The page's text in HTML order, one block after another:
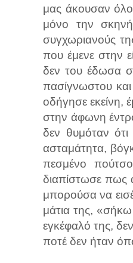
μας άκουσαν
μόνο την
συγχωριανούς
που έμενε στην
δεν του έδωσα
πασίγνωστου
οδήγησε εκείνη,
στην άφωνη
δεν θυμόταν
ασταμάτητα,
πεσμένο
διαπίστωσε πως
μπορούσα να
μάτια της,
εγκέφαλό της,
ποτέ δεν ήταν